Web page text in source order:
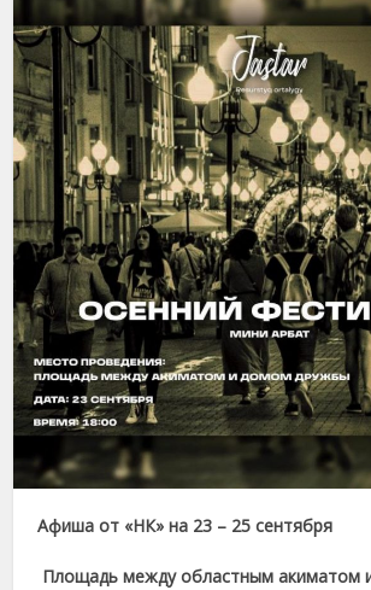
Афиша от «НК» на 23 – 25 сентября
Площадь между областным акиматом